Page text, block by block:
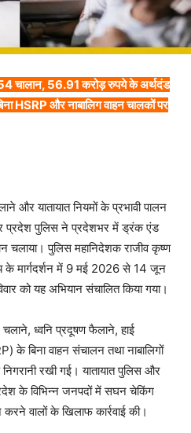
चालान, 56.91 करोड़ रुपये के अर्थदंड
HSRP और नाबालिग वाहन चालकों पर
और यातायात नियमों के प्रभावी पालन
प्रदेश पुलिस ने प्रदेशभर में ड्रंक एंड
चलाया। पुलिस महानिदेशक राजीव कृष्ण
के मार्गदर्शन में 9 मई 2026 से 14 जून
को यह अभियान संचालित किया गया।
चलाने, ध्वनि प्रदूषण फैलाने, हाई
के बिना वाहन संचालन तथा नाबालिगों
निगरानी रखी गई। यातायात पुलिस और
के विभिन्न जनपदों में सघन चेकिंग
वालों के खिलाफ कार्रवाई की।